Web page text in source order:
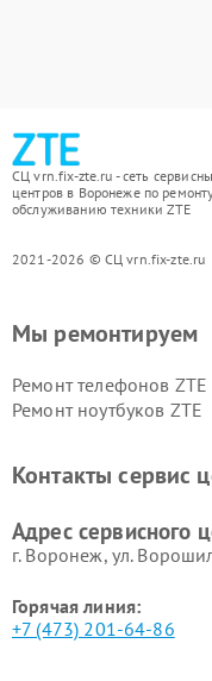
СЦ vrn.fix-zte.ru - сеть
центров в Воронеже по
обслуживанию техники ZTE
2021-2026 © СЦ vrn.fix-zte.ru
Мы ремонтируем
Ремонт телефонов ZTE
Ремонт ноутбуков ZTE
Контакты сервис
Адрес сервисного
г. Воронеж, ул.
Горячая линия:
+7 (473) 201-64-86